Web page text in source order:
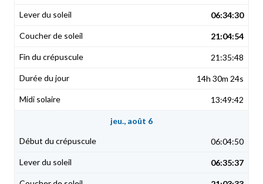
06:34:30
21:04:54
21:35:48
14h 30m 24s
13:49:42
jeu., août 6
06:04:50
06:35:37